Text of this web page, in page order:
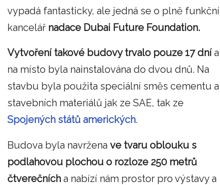
vypadá fantasticky, ale jedná se o plně funkční
kancelář nadace Dubai Future Foundation.
Vytvoření takové budovy trvalo pouze 17 dnía
na místo byla nainstalována do dvou dnů. Na
stavbu byla použita speciální směs cementu a
stavebních materiálů jak ze SAE, tak ze
Spojených států amerických.
Budova byla navržena ve tvaru oblouku s
podlahovou plochou o rozloze 250 metrů
čtverečních a nabízí nám prostor pro výstavy a